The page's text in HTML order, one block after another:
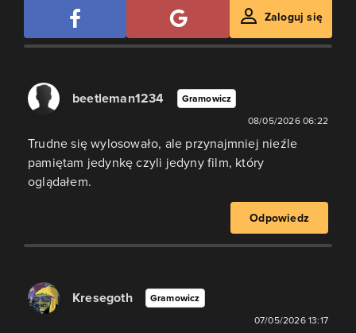
Zaloguj się
beetleman1234
Gramowicz
08/05/2026 06:22
Trudne się wylosowało, ale przynajmniej nieźle
pamiętam jedynkę czyli jedyny film, który
oglądałem.
Odpowiedz
Kresegoth
Gramowicz
07/05/2026 13:17